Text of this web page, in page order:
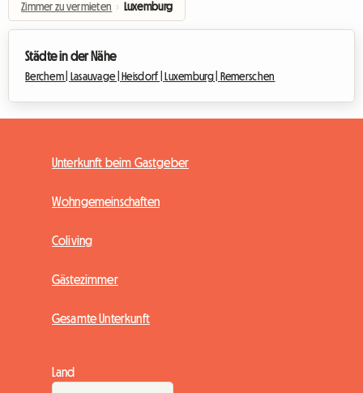
Zimmer zu vermieten › Luxemburg
Städte in der Nähe
Berchem | Lasauvage | Heisdorf | Luxemburg | Remerschen
Unterkunft beim Gastgeber
Wohngemeinschaften
Coliving
Gästezimmer
Gesamte Unterkunft
Land